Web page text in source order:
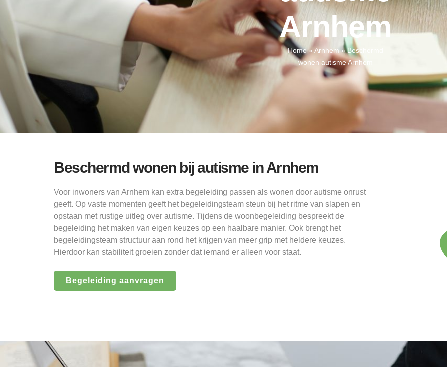
Arnhem
Home» Arnhem »Beschermd
wonen autisme Arnhem
Beschermd wonen bij autisme in Arnhem
Voor inwoners van Arnhem kan extra begeleiding passen als wonen door autisme onrust
geeft. Op vaste momenten geeft het begeleidingsteam steun bij het ritme van slapen en
opstaan met rustige uitleg over autisme. Tijdens de woonbegeleiding bespreekt de
begeleiding het maken van eigen keuzes op een haalbare manier. Ook brengt het
begeleidingsteam structuur aan rond het krijgen van meer grip met heldere keuzes.
Hierdoor kan stabiliteit groeien zonder dat iemand er alleen voor staat.
Begeleiding aanvragen